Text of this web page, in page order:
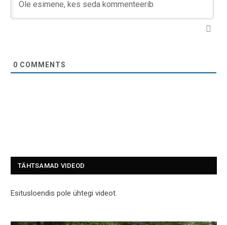
0 COMMENTS
TÄHTSAMAD VIDEOD
Esitusloendis pole ühtegi videot.